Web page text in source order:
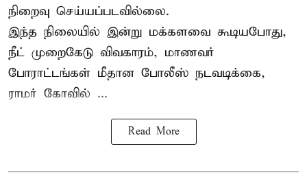
நிறைவு செய்யப்படவில்லை.
இந்த நிலையில் இன்று மக்களவை கூடியபோது,
நீட் முறைகேடு விவகாரம், மாணவர்
போராட்டங்கள் மீதான போலீஸ் நடவடிக்கை,
ராமர் கோவில் ...
Read More